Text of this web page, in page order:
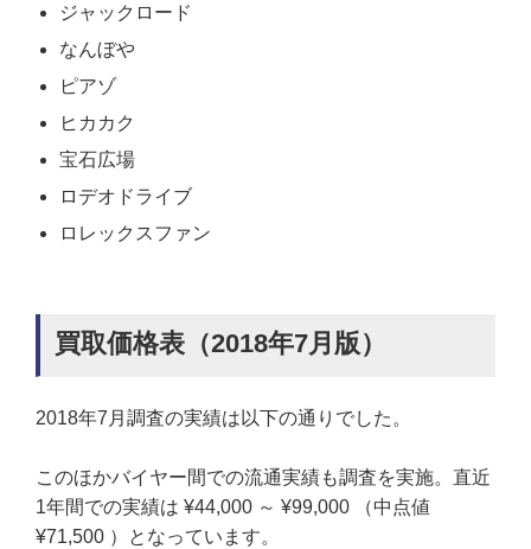
ジャックロード
なんぼや
ピアゾ
ヒカカク
宝石広場
ロデオドライブ
ロレックスファン
買取価格表（2018年7月版）
2018年7月調査の実績は以下の通りでした。
このほかバイヤー間での流通実績も調査を実施。直近
1年間での実績は ¥44,000 ～ ¥99,000 （中点値
¥71,500 ）となっています。